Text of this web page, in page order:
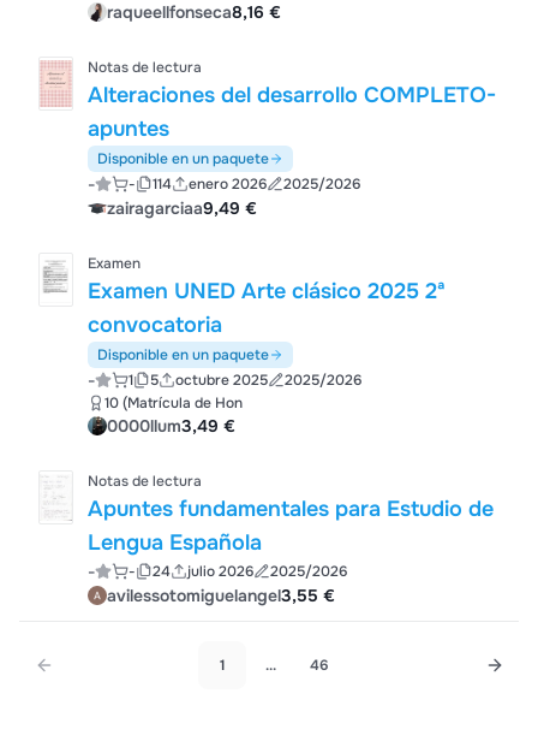
raqueellfonseca8,16 €
Notas de lectura
Alteraciones del desarrollo COMPLETO-
apuntes
Disponible en un paquete
- - 114 enero 2026 2025/2026
zairagarciaa9,49 €
Examen
Examen UNED Arte clásico 2025 2ª
convocatoria
Disponible en un paquete
- 1 5 octubre 2025
2025/2026
10 (Matrícula de Hon
0000llum3,49 €
Notas de lectura
Apuntes fundamentales para Estudio de
Lengua Española
- - 24 julio 2026 2025/2026
avilessotomiguelangel3,55 €
1 ... 46